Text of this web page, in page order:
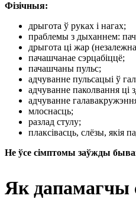
Фізічныя:
дрыгота ў руках і нагах;
праблемы з дыханнем:
дрыгота ці жар
пачашчанае сэрцабіццё;
пачашчаны пульс;
адчуванне пульсацыі ў
адчуванне паколвання ці
адчуванне
млоснасць;
разлад стулу;
плаксівасць, слёзы, якія
Не ўсе сімптомы заўжды
Як дапамагчы